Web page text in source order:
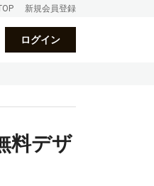
新規会員登録
ログイン
料デザ